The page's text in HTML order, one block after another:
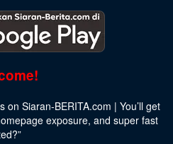
on Siaran-BERITA.com | You’ll get
exposure, and super fast
?”